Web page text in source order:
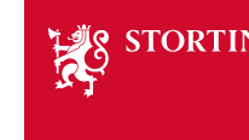
Om
stortinget